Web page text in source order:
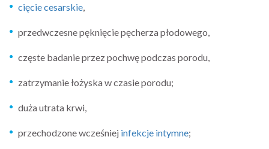
cięcie cesarskie
przedwczesne pęknięcie pęcherza płodowego,
częste badanie przez pochwę podczas porodu,
zatrzymanie łożyska w czasie porodu;
duża utrata krwi,
przechodzone wcześniej infekcje intymne;